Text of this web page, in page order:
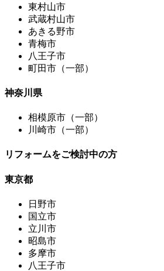
東村山市
武蔵村山市
あきる野市
青梅市
八王子市
町田市（一部）
神奈川県
相模原市（一部）
川崎市（一部）
リフォームをご検討中の方
東京都
日野市
国立市
立川市
昭島市
多摩市
八王子市